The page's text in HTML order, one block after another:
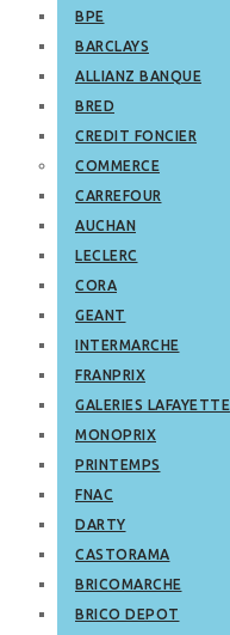
BPE
BARCLAYS
ALLIANZ BANQUE
BRED
CREDIT FONCIER
COMMERCE
CARREFOUR
AUCHAN
LECLERC
CORA
GEANT
INTERMARCHE
FRANPRIX
GALERIES LAFAYETTE
MONOPRIX
PRINTEMPS
FNAC
DARTY
CASTORAMA
BRICOMARCHE
BRICO DEPOT